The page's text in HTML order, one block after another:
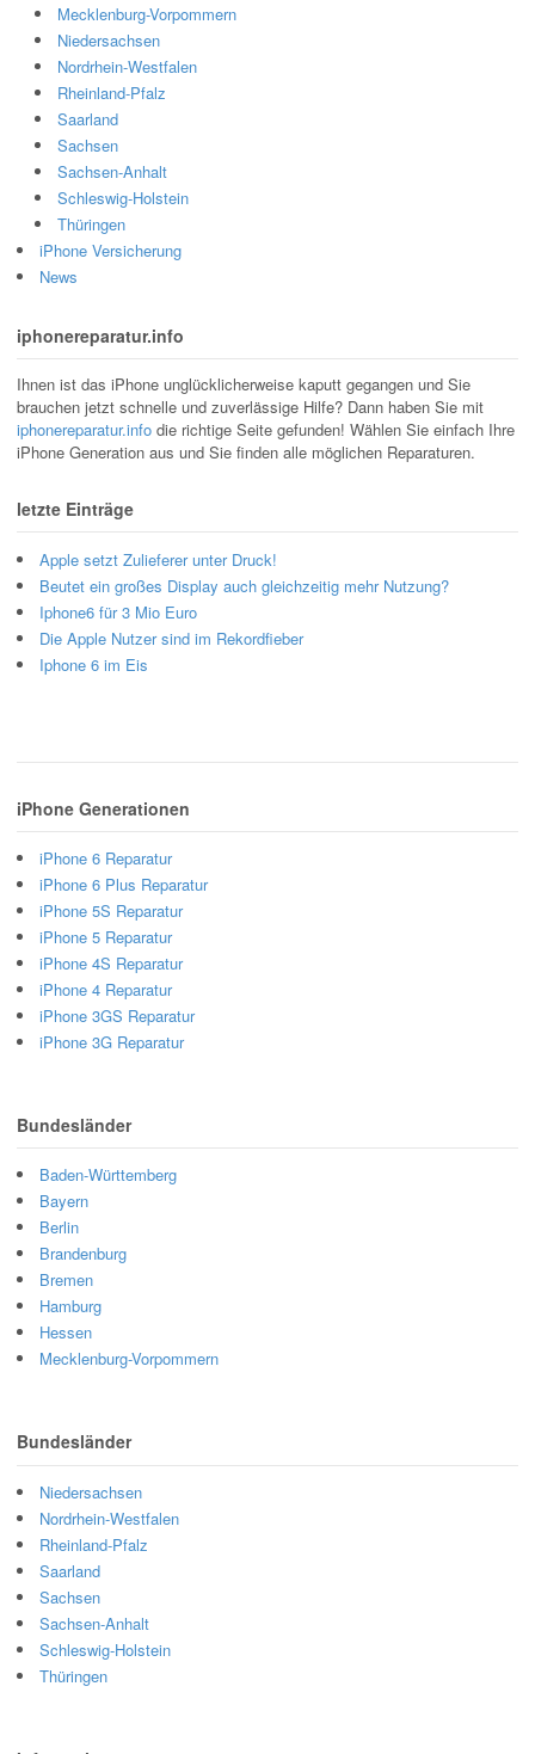
Mecklenburg-Vorpommern
Niedersachsen
Nordrhein-Westfalen
Rheinland-Pfalz
Saarland
Sachsen
Sachsen-Anhalt
Schleswig-Holstein
Thüringen
iPhone Versicherung
News
iphonereparatur.info
Ihnen ist das iPhone unglücklicherweise kaputt gegangen und Sie
brauchen jetzt schnelle und zuverlässige Hilfe? Dann haben Sie mit
iphonereparatur.info die richtige Seite gefunden! Wählen Sie einfach Ihre
iPhone Generation aus und Sie finden alle möglichen Reparaturen.
letzte Einträge
Apple setzt Zulieferer unter Druck!
Beutet ein großes Display auch gleichzeitig mehr Nutzung?
Iphone6 für 3 Mio Euro
Die Apple Nutzer sind im Rekordfieber
Iphone 6 im Eis
iPhone Generationen
iPhone 6 Reparatur
iPhone 6 Plus Reparatur
iPhone 5S Reparatur
iPhone 5 Reparatur
iPhone 4S Reparatur
iPhone 4 Reparatur
iPhone 3GS Reparatur
iPhone 3G Reparatur
Bundesländer
Baden-Württemberg
Bayern
Berlin
Brandenburg
Bremen
Hamburg
Hessen
Mecklenburg-Vorpommern
Bundesländer
Niedersachsen
Nordrhein-Westfalen
Rheinland-Pfalz
Saarland
Sachsen
Sachsen-Anhalt
Schleswig-Holstein
Thüringen